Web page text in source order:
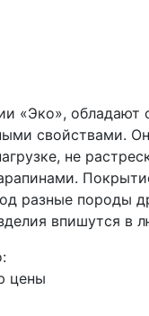
«Эко», обладают
свойствами.
не
разные породы
впишутся в
цены